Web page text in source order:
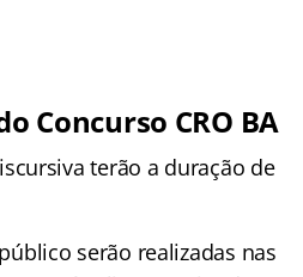
Concurso CRO BA
terão a duração de
serão realizadas nas